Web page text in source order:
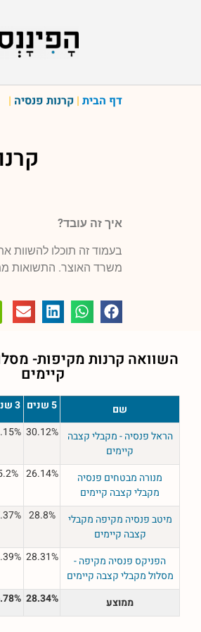
דף הבית | קרנות פנסיה |
איך זה עובד?
בעמוד זה תוכלו להשוות
משרד האוצר. התשואות
השוואה קרנות מקיפות-
קיימים
שם 5 שנים 3 שנים
הראל פנסיה - מקבלי קצבה
קיימים
30.12%
מנורה מבטחים פנסיה
מקבלי קצבה קיימים
26.14%
מיטב פנסיה מקיפה מקבלי
קצבה קיימים
28.8%
הפניקס פנסיה מקיפה -
מסלול מקבלי קצבה קיימים
28.31%
ממוצע 28.34%